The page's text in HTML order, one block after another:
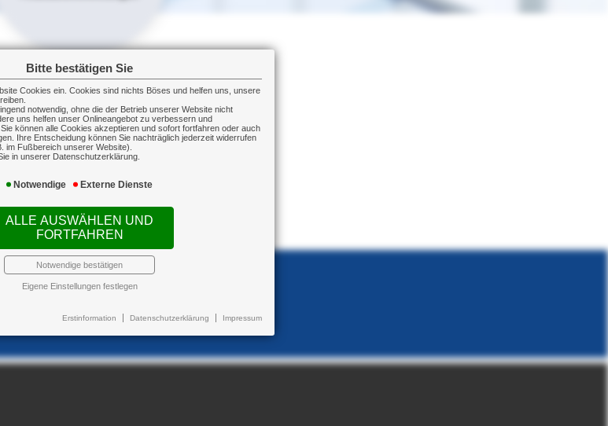
Bitte bestätigen Sie
Cookies ein. Cookies sind nichts Böses und helfen uns, unsere
notwendig, ohne die der Betrieb unserer Website nicht
uns helfen unser Onlineangebot zu verbessern und
können alle Cookies akzeptieren und sofort fortfahren oder auch
Ihre Entscheidung können Sie nachträglich jederzeit widerrufen
im Fußbereich unserer Website).
in unserer Datenschutzerklärung.
Notwendige Externe Dienste
ALLE AUSWÄHLEN UND
FORTFAHREN
Notwendige bestätigen
Eigene Einstellungen festlegen
Erstinformation Datenschutzerklärung Impressum
Newsticker